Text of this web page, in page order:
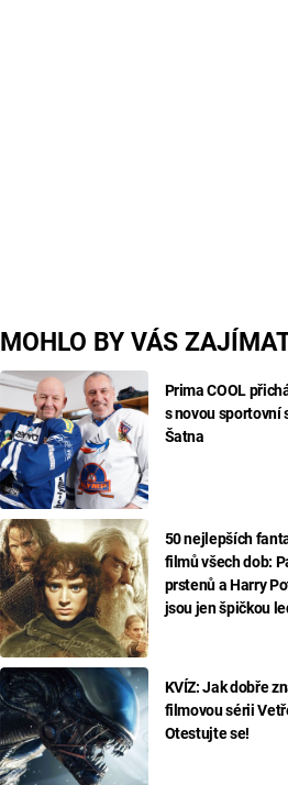
MOHLO BY VÁS
Prima COOL
s novou sportovní
Šatna
50 nejlepších
filmů všech dob:
prstenů a Harry
jsou jen špičkou
KVÍZ: Jak dobře
filmovou sérii
Otestujte se!